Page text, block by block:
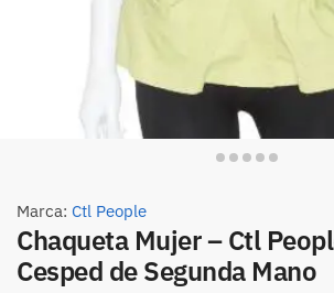
Marca: Ctl People
Chaqueta Mujer – Ctl
Cesped de Segunda Mano